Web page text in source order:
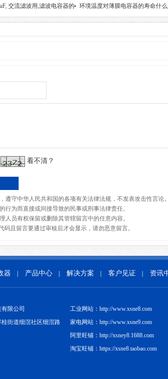
交流滤波用,滤波电容器的
环境温度对薄膜电容器的寿命什么
看不清？
遵守中华人民共和国的各项有关法律法规，不发表攻击性言论。
行为而直接或间接导致的民事或刑事法律责任。
人员有权保留或删除其管辖留言中的任意内容。
码且留言要通过审核后才会显示，请勿恶意留言。
器 产品中心 解决方案 客户见证 资讯
限公司
街道细滘社区细滘路
工业网站：http://www.xsne8.com
家电网站：http://www.xsne9.com
阿里旺铺：http://xsney8.1688.com
淘宝旺铺：https://xsne8.taobao.com